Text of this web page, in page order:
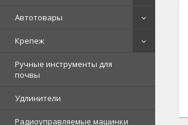
Автотовары
Крепеж
Ручные инструменты для
почвы
Удлинители
Радиоуправляемые машинки